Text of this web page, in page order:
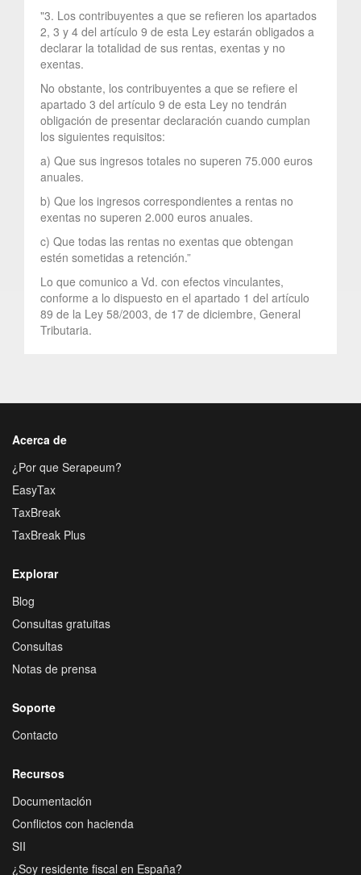
"3. Los contribuyentes a que se refieren los apartados
2, 3 y 4 del artículo 9 de esta Ley estarán obligados a
declarar la totalidad de sus rentas, exentas y no
exentas.
No obstante, los contribuyentes a que se refiere el
apartado 3 del artículo 9 de esta Ley no tendrán
obligación de presentar declaración cuando cumplan
los siguientes requisitos:
a) Que sus ingresos totales no superen 75.000 euros
anuales.
b) Que los ingresos correspondientes a rentas no
exentas no superen 2.000 euros anuales.
c) Que todas las rentas no exentas que obtengan
estén sometidas a retención.”
Lo que comunico a Vd. con efectos vinculantes,
conforme a lo dispuesto en el apartado 1 del artículo
89 de la Ley 58/2003, de 17 de diciembre, General
Tributaria.
Acerca de
¿Por que Serapeum?
EasyTax
TaxBreak
TaxBreak Plus
Explorar
Blog
Consultas gratuitas
Consultas
Notas de prensa
Soporte
Contacto
Recursos
Documentación
Conflictos con hacienda
SII
¿Soy residente fiscal en España?